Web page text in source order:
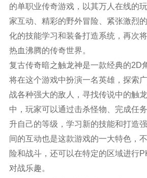
的单职业传奇游戏，以其万人在线的
家互动、精彩的野外冒险、紧张激烈
化的技能学习和装备打造系统，再次
热血沸腾的传奇世界。
复古传奇暗之触龙神是一款经典的2D
将在这个游戏中扮演一名英雄，探索
战各种强大的敌人，寻找传说中的触
中，玩家可以通过击杀怪物、完成任
升自己的等级，学习新的技能和打造
间的互动也是这款游戏的一大特色，
险和战斗，还可以在特定的区域进行
对战乐趣。